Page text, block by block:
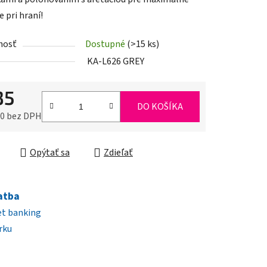
pri hraní!
Dostupné (>15 ks)
KA-L626 GREY
bez DPH
DO KOŠÍKA
Opýtať sa Zdieľať
banking